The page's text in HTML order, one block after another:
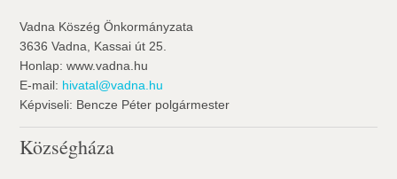
Vadna Köszég Önkormányzata
3636 Vadna, Kassai út 25.
Honlap: www.vadna.hu
E-mail: hivatal@vadna.hu
Képviseli: Bencze Péter polgármester
Községháza